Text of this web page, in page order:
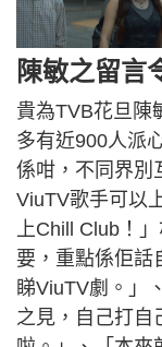
陳敏之留言
貴為TVB花旦陳
多有近900人派
係咁，不同界別
ViuTV歌手可以
上Chill Club！
要，重點係佢話
睇ViuTV劇。」
之見，自己打自